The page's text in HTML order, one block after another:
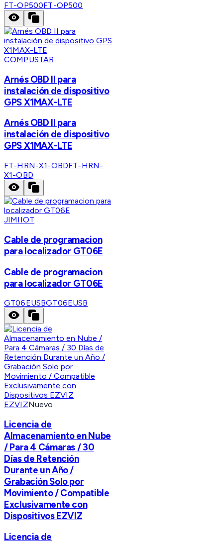
FT-OP500FT-OP500
COMPUSTAR
Arnés OBD II para
instalación de dispositivo
GPS X1MAX-LTE
Arnés OBD II para
instalación de dispositivo
GPS X1MAX-LTE
FT-HRN-X1-OBDFT-HRN-
X1-OBD
JIMIIOT
Cable de programacion
para localizador GT06E
Cable de programacion
para localizador GT06E
GT06EUSBGT06EUSB
EZVIZNuevo
Licencia de
Almacenamiento en Nube
/ Para 4 Cámaras / 30
Días de Retención
Durante un Año /
Grabación Solo por
Movimiento / Compatible
Exclusivamente con
Dispositivos EZVIZ
Licencia de